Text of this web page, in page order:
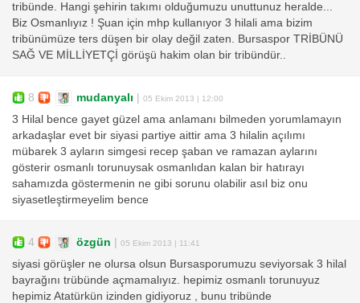
tribünde. Hangi şehirin takımı olduğumuzu unuttunuz heralde...
Biz Osmanlıyız ! Şuan için mhp kullanıyor 3 hilali ama bizim
tribünümüze ters düşen bir olay değil zaten. Bursaspor TRİBÜNÜ
SAĞ VE MİLLİYETÇİ görüşü hakim olan bir tribündür..
8 mudanyalı | 05 Ekim 2013 | 12:00
3 Hilal bence gayet güzel ama anlamanı bilmeden yorumlamayın
arkadaşlar evet bir siyasi partiye aittir ama 3 hilalin açılımı
mübarek 3 ayların simgesi recep şaban ve ramazan aylarını
gösterir osmanlı torunuysak osmanlıdan kalan bir hatırayı
sahamızda göstermenin ne gibi sorunu olabilir asıl biz onu
siyasetleştirmeyelim bence
4 özgün | 05 Ekim 2013 | 11:41
siyasi görüşler ne olursa olsun Bursasporumuzu seviyorsak 3 hilal
bayrağını trübünde açmamalıyız. hepimiz osmanlı torunuyuz
hepimiz Atatürkün izinden gidiyoruz , bunu tribünde